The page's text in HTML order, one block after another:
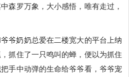
森罗万象，大小感悟，唯有走过，
爷奶奶总爱在二楼宽大的平台上纳
抓住了一只鸣叫的蝉，便以为抓住
手中动弹的生命给爷爷看，爷爷宠